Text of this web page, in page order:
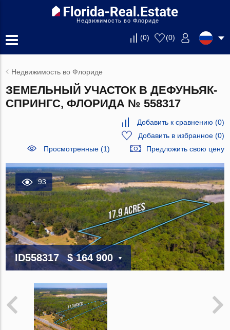
Недвижимость во Флориде
(0) (0)
Недвижимость во Флориде
ЗЕМЕЛЬНЫЙ УЧАСТОК В ДЕФУНЬЯК-
СПРИНГС, ФЛОРИДА № 558317
Добавить к сравнению (0)
Добавить в избранное(0)
Просмотренные (1)
Предложить свою цену
93
ID558317 $ 164 900